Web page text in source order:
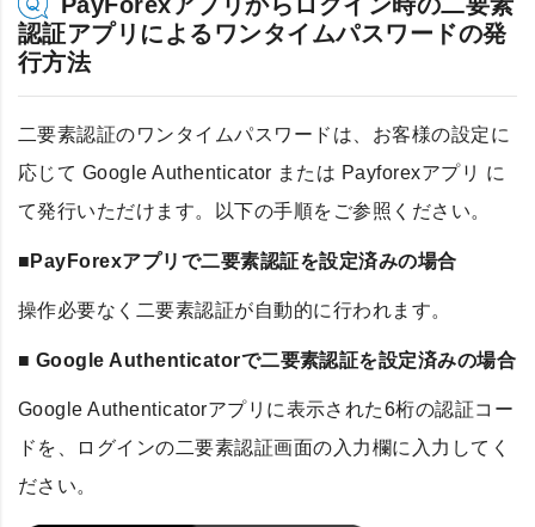
認証アプリによるワンタイムパスワードの発
行方法
二要素認証のワンタイムパスワードは、お客様の設定に
応じて Google Authenticator または Payforexアプリ に
て発行いただけます。以下の手順をご参照ください。
■PayForexアプリで二要素認証を設定済みの場合
操作必要なく二要素認証が自動的に行われます。
■ Google Authenticatorで二要素認証を設定済みの場合
Google Authenticatorアプリに表示された6桁の認証コー
ドを、ログインの二要素認証画面の入力欄に入力してく
ださい。